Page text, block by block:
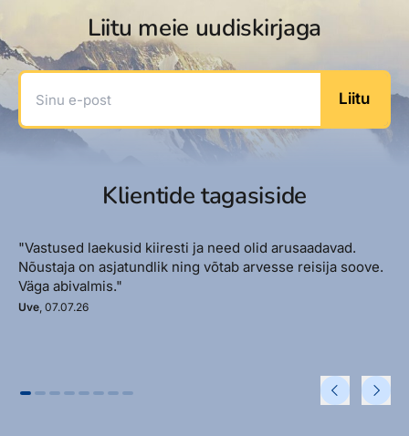
Liitu meie uudiskirjaga
Sinu e-post
Liitu
Klientide tagasiside
"Vastused laekusid kiiresti ja need olid arusaadavad.
Nõustaja on asjatundlik ning võtab arvesse reisija soove.
Väga abivalmis."
Uve , 07.07.26